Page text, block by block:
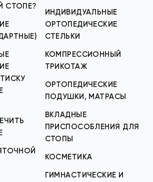
СТОПЕ?
ИНДИВИДУАЛЬНЫЕ
ОРТОПЕДИЧЕСКИЕ
СТЕЛЬКИ
КОМПРЕССИОННЫЙ
ТРИКОТАЖ
ОРТОПЕДИЧЕСКИЕ
ПОДУШКИ, МАТРАСЫ
ВКЛАДНЫЕ
ПРИСПОСОБЛЕНИЯ ДЛЯ
СТОПЫ
КОСМЕТИКА
ГИМНАСТИЧЕСКИЕ И